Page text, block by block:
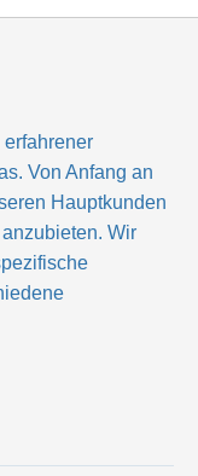
erfahrener
Von Anfang an
Hauptkunden
Wir